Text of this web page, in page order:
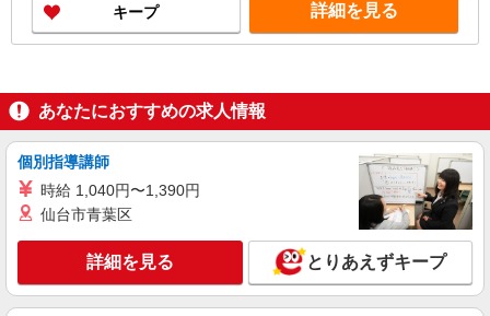
キープ 詳細を見る
あなたにおすすめの求人情報
個別指導講師
時給 1,040円〜1,390円
仙台市青葉区
詳細を見る とりあえずキープ